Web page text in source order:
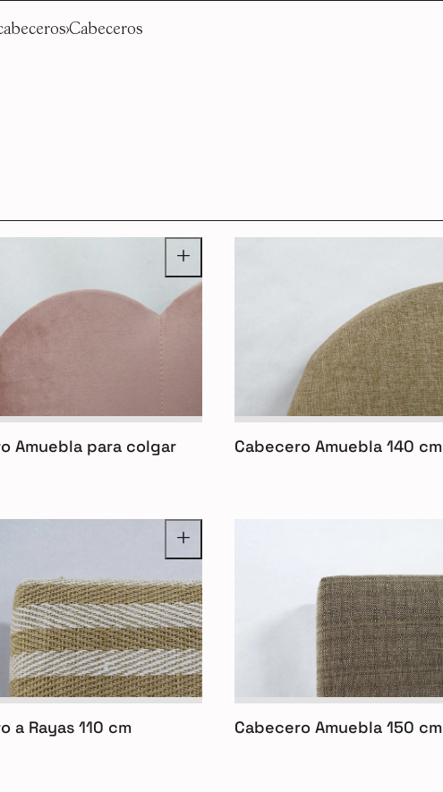
Cabeceros
Amuebla para colgar Cabecero Amuebla 140 cm
a Rayas 110 cm Cabecero Amuebla 150 cm